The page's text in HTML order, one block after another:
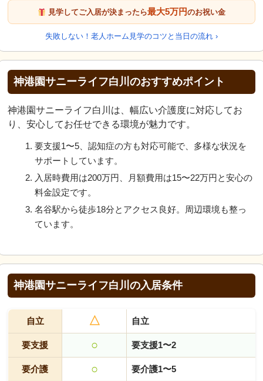
見学してご入居が決まったら最大5万円のお祝い金
失敗しない！老人ホーム見学のコツと当日の流れ ›
神港園サニーライフ白川のおすすめポイント
神港園サニーライフ白川は、幅広い介護度に対応してお
り、安心してお任せできる環境が魅力です。
要支援1〜5、認知症の方も対応可能で、多様な状況を
サポートしています。
入居時費用は200万円、月額費用は15〜22万円と安心の
料金設定です。
名谷駅から徒歩18分とアクセス良好。周辺環境も整っ
ています。
神港園サニーライフ白川の入居条件
自立 △ 自立
要支援 ○ 要支援1〜2
要介護 ○ 要介護1〜5